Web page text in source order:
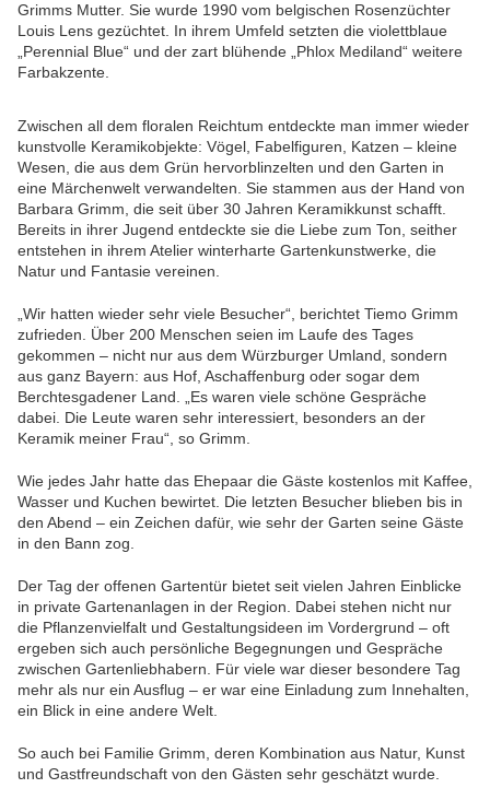
Grimms Mutter. Sie wurde 1990 vom belgischen Rosenzüchter
Louis Lens gezüchtet. In ihrem Umfeld setzten die violettblaue
„Perennial Blue“ und der zart blühende „Phlox Mediland“ weitere
Farbakzente.
Zwischen all dem floralen Reichtum entdeckte man immer wieder
kunstvolle Keramikobjekte: Vögel, Fabelfiguren, Katzen – kleine
Wesen, die aus dem Grün hervorblinzelten und den Garten in
eine Märchenwelt verwandelten. Sie stammen aus der Hand von
Barbara Grimm, die seit über 30 Jahren Keramikkunst schafft.
Bereits in ihrer Jugend entdeckte sie die Liebe zum Ton, seither
entstehen in ihrem Atelier winterharte Gartenkunstwerke, die
Natur und Fantasie vereinen.
„Wir hatten wieder sehr viele Besucher“, berichtet Tiemo Grimm
zufrieden. Über 200 Menschen seien im Laufe des Tages
gekommen – nicht nur aus dem Würzburger Umland, sondern
aus ganz Bayern: aus Hof, Aschaffenburg oder sogar dem
Berchtesgadener Land. „Es waren viele schöne Gespräche
dabei. Die Leute waren sehr interessiert, besonders an der
Keramik meiner Frau“, so Grimm.
Wie jedes Jahr hatte das Ehepaar die Gäste kostenlos mit Kaffee,
Wasser und Kuchen bewirtet. Die letzten Besucher blieben bis in
den Abend – ein Zeichen dafür, wie sehr der Garten seine Gäste
in den Bann zog.
Der Tag der offenen Gartentür bietet seit vielen Jahren Einblicke
in private Gartenanlagen in der Region. Dabei stehen nicht nur
die Pflanzenvielfalt und Gestaltungsideen im Vordergrund – oft
ergeben sich auch persönliche Begegnungen und Gespräche
zwischen Gartenliebhabern. Für viele war dieser besondere Tag
mehr als nur ein Ausflug – er war eine Einladung zum Innehalten,
ein Blick in eine andere Welt.
So auch bei Familie Grimm, deren Kombination aus Natur, Kunst
und Gastfreundschaft von den Gästen sehr geschätzt wurde.